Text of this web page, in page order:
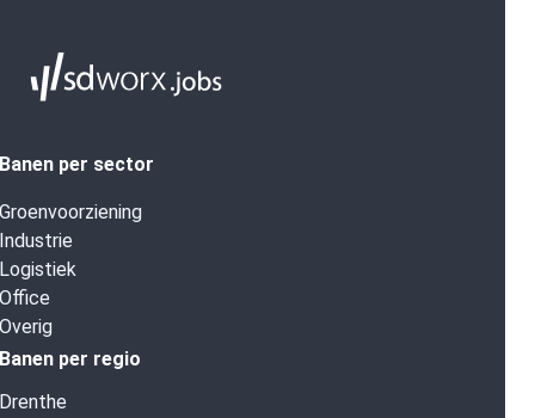
Banen per sector
Groenvoorziening
Industrie
Logistiek
Office
Overig
Banen per regio
Drenthe